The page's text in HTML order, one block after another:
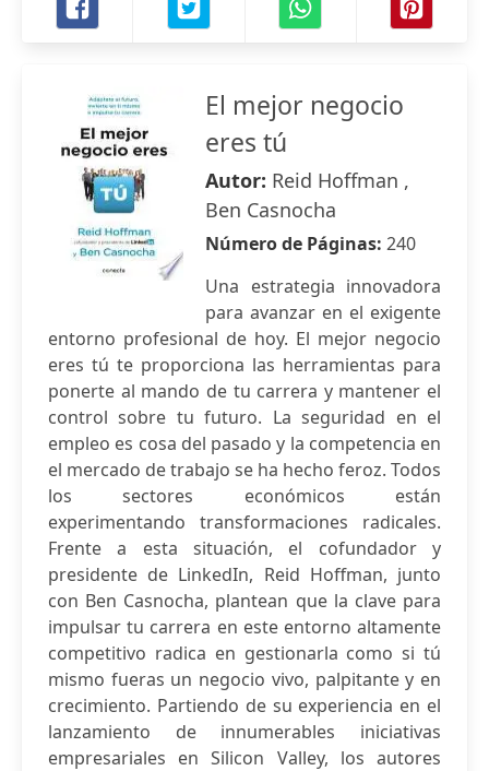
El mejor negocio
eres tú
Autor: Reid Hoffman ,
Ben Casnocha
Número de Páginas: 240
Una estrategia innovadora
para avanzar en el exigente
entorno profesional de hoy. El mejor negocio
eres tú te proporciona las herramientas para
ponerte al mando de tu carrera y mantener el
control sobre tu futuro. La seguridad en el
empleo es cosa del pasado y la competencia en
el mercado de trabajo se ha hecho feroz. Todos
los sectores económicos están
experimentando transformaciones radicales.
Frente a esta situación, el cofundador y
presidente de LinkedIn, Reid Hoffman, junto
con Ben Casnocha, plantean que la clave para
impulsar tu carrera en este entorno altamente
competitivo radica en gestionarla como si tú
mismo fueras un negocio vivo, palpitante y en
crecimiento. Partiendo de su experiencia en el
lanzamiento de innumerables iniciativas
empresariales en Silicon Valley, los autores